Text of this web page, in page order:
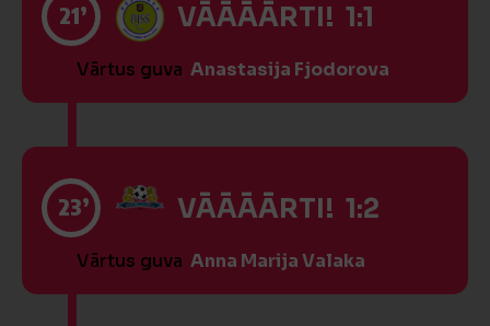
21’ VĀĀĀĀRTI! 1:1
Vārtus guva Anastasija Fjodorova
23’ VĀĀĀĀRTI! 1:2
Vārtus guva Anna Marija Valaka